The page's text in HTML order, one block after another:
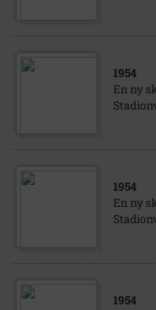
1954
En ny
1954
En ny
1954